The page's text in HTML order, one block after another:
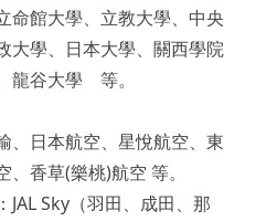
命館大學、立教大學、中央
大學、日本大學、關西學院
龍谷大學 等。
、日本航空、星悅航空、東
香草(樂桃)航空 等。
JAL Sky（羽田、成田、那